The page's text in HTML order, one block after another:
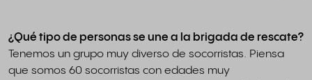
¿Qué tipo de personas se une a la brigada de rescate?
Tenemos un grupo muy diverso de socorristas. Piensa
que somos 60 socorristas con edades muy